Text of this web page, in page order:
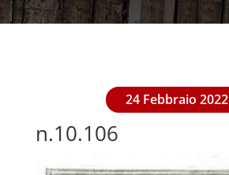
24 Febbraio 2022
n.10.106